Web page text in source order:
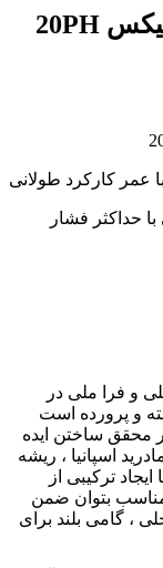
کوپلینگ باد نری شلنگ خور رونیکس 20PH
کارکرد طولانی
حداکثر فشار
و فرا ملی در
و پرورده است
محقق ساختن ایده
اسپانیا ، ریشه
ترکیبی از
بتوان ضمن
، گامی بلند برای